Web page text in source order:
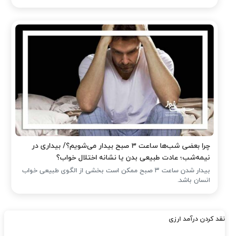
چرا بعضی شب‌ها ساعت ۳ صبح بیدار می‌شویم؟/ بیداری در
نیمه‌شب؛ عادت طبیعی بدن یا نشانه اختلال خواب؟
بیدار شدن ساعت ۳ صبح ممکن است بخشی از الگوی طبیعی خواب
انسان باشد.
نقد کردن درآمد ارزی